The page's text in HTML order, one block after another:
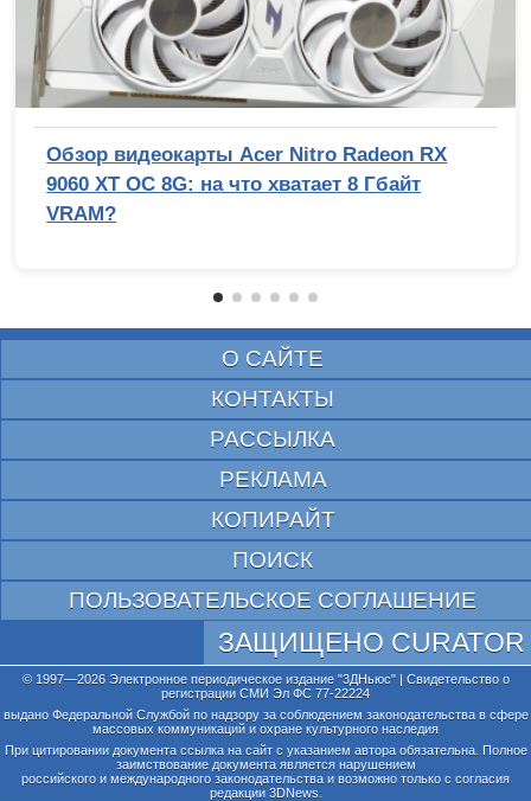
Обзор видеокарты Acer Nitro Radeon RX
9060 XT OC 8G: на что хватает 8 Гбайт
VRAM?
О САЙТЕ
КОНТАКТЫ
РАССЫЛКА
РЕКЛАМА
КОПИРАЙТ
ПОИСК
ПОЛЬЗОВАТЕЛЬСКОЕ СОГЛАШЕНИЕ
ЗАЩИЩЕНО CURATOR
© 1997—2026 Электронное периодическое издание "3ДНьюс" | Свидетельство о
регистрации СМИ Эл ФС 77-22224
выдано Федеральной Службой по надзору за соблюдением законодательства в сфере
массовых коммуникаций и охране культурного наследия
При цитировании документа ссылка на сайт с указанием автора обязательна. Полное
заимствование документа является нарушением
российского и международного законодательства и возможно только с согласия
редакции 3DNews.